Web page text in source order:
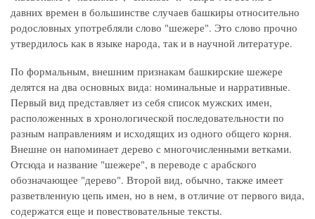
давних времен в большинстве случаев башкиры относительно
родословных употребляли слово "шежере". Это слово прочно
утвердилось как в языке народа, так и в научной литературе.
По формальным, внешним признакам башкирские шежере
делятся на два основных вида: номинальные и нарративные.
Первый вид представляет из себя список мужских имен,
расположенных в хронологической последовательности по
разным направлениям и исходящих из одного общего корня.
Внешне он напоминает дерево с многочисленными ветками.
Отсюда и название "шежере", в переводе с арабского
обозначающее "дерево". Второй вид, обычно, также имеет
разветвленную цепь имен, но в нем, в отличие от первого вида,
содержатся еще и повествовательные тексты.